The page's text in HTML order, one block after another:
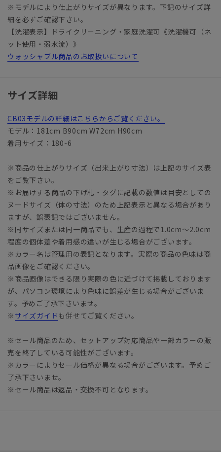
※モデルにより仕上がりサイズが異なります。下記のサイズ詳
細を必ずご確認下さい。
【洗濯表示】ドライクリーニング・家庭洗濯可《洗濯機可（ネ
ット使用・弱水流）》
ウォッシャブル商品のお取扱いについて
サイズ詳細
CB03モデルの詳細はこちらからご覧ください。
モデル：181cm B90cm W72cm H90cm
着用サイズ：180-6
※商品の仕上がりサイズ（出来上がり寸法）は上記のサイズ表
をご覧下さい。
※お届けする商品の下げ札・タグに記載の数値は目安としての
ヌードサイズ（体の寸法）のため上記表示と異なる場合があり
ますが、誤表記ではございません。
※同サイズまたは同一商品でも、生産の過程で1.0cm～2.0cm
程度の個体差や着用感の違いが生じる場合がございます。
※カラー名は管理用の表記となります。実際の商品の色味は商
品画像をご確認ください。
※商品画像はできる限り実際の色に近づけて掲載しております
が、パソコン環境により色味に誤差が生じる場合がございま
す。予めご了承下さいませ。
※ サイズガイドも併せてご覧ください。
※セール商品のため、セットアップ対応商品や一部カラーの販
売を終了している可能性がございます。
※カラーによりセール価格が異なる場合がございます。予めご
了承下さいませ。
※セール商品は返品・交換不可となります。